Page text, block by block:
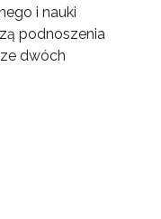
i nauki
podnoszenia
dwóch